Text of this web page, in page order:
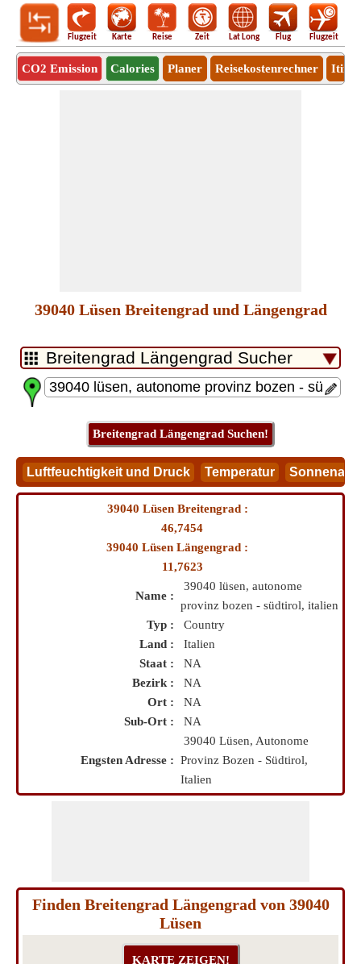
Flugzeit Karte Reise Zeit Lat Long Flug Flugzeit
CO2 Emission Calories Planer Reisekostenrechner
39040 Lüsen Breitengrad und Längengrad
39040 Lüsen Breitengrad :
46,7454
39040 Lüsen Längengrad :
11,7623
Name :
39040 lüsen, autonome
provinz bozen - südtirol, italien
Typ :
Country
Land :
Italien
Staat :
NA
Bezirk :
NA
Ort :
NA
Sub-Ort :
NA
Engsten Adresse :
39040 Lüsen, Autonome
Provinz Bozen - Südtirol,
Italien
Finden Breitengrad Längengrad von 39040
Lüsen